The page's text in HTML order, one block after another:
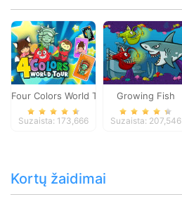
Four Colors World Tour
Suzaista: 173,666
Growing Fish
Suzaista: 207,546
Kortų žaidimai